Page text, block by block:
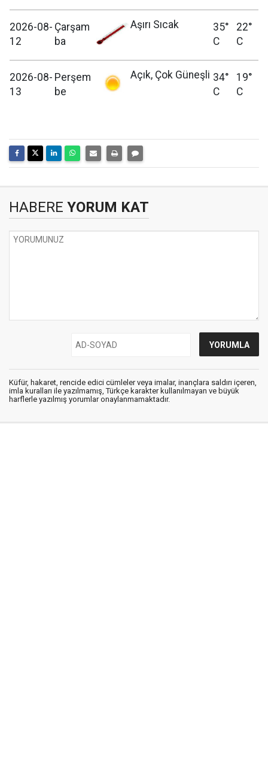
2026-08-
12
Çarşam
ba
Aşırı Sıcak
35°
C
22°
C
2026-08-
13
Perşem
be
Açık, Çok Güneşli 34°
C
19°
C
HABERE YORUM KAT
Küfür, hakaret, rencide edici cümleler veya imalar, inançlara saldırı içeren,
imla kuralları ile yazılmamış, Türkçe karakter kullanılmayan ve büyük
harflerle yazılmış yorumlar onaylanmamaktadır.